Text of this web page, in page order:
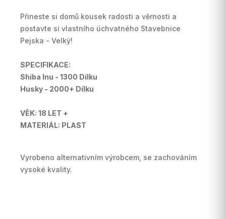
Přineste si domů kousek radosti a věrnosti a
postavte si vlastního úchvatného Stavebnice
Pejska - Velký!
SPECIFIKACE:
Shiba Inu - 1300 Dílku
Husky - 2000+ Dílku
VĚK: 18 LET +
MATERIÁL: PLAST
Vyrobeno alternativním výrobcem, se zachováním
vysoké kvality.